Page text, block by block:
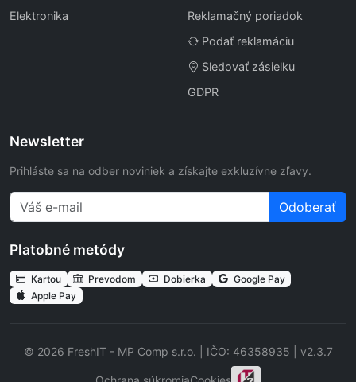
Elektronika
Reklamačný poriadok
Podať reklamáciu
Sledovať zásielku
GDPR
Newsletter
Prihláste sa na odber noviniek a získajte exkluzívne zľavy.
Odoberať
Platobné metódy
Kartou Prevodom Dobierka
Google Pay
Apple Pay
© 2026 FreshIT - MP Comp s.r.o. | IČO: 46358935 | v2.3.7